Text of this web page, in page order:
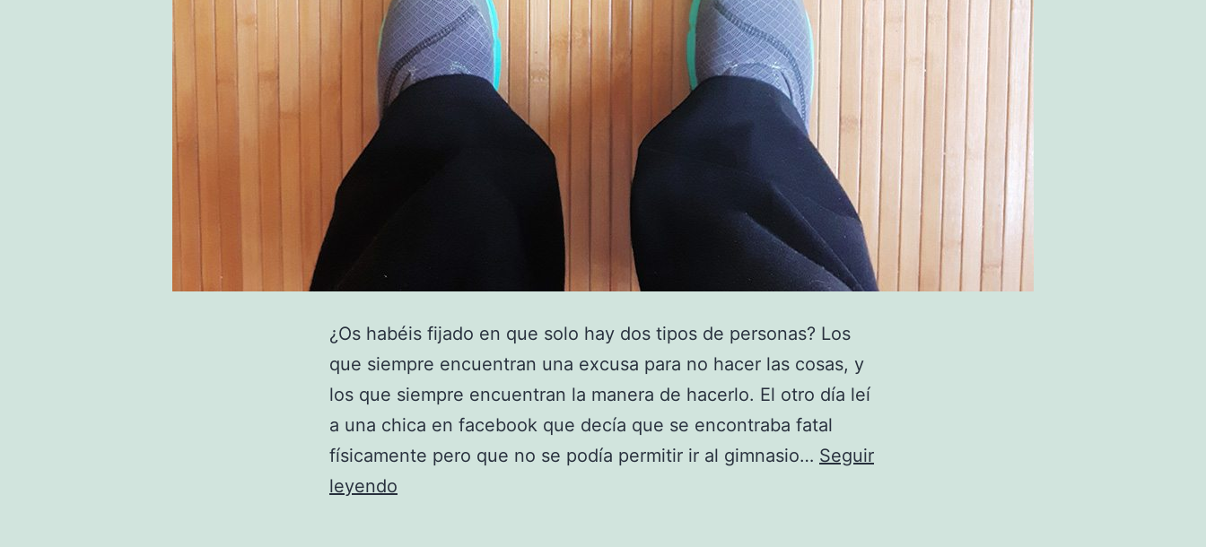
¿Os habéis fijado en que solo hay dos tipos de personas? Los
que siempre encuentran una excusa para no hacer las cosas, y
los que siempre encuentran la manera de hacerlo. El otro día leí
a una chica en facebook que decía que se encontraba fatal
físicamente pero que no se podía permitir ir al gimnasio… Seguir
leyendo